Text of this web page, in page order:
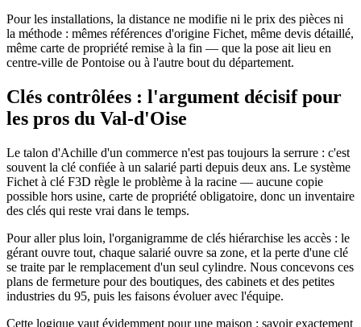
Pour les installations, la distance ne modifie ni le prix des pièces ni
la méthode : mêmes références d'origine Fichet, même devis détaillé,
même carte de propriété remise à la fin — que la pose ait lieu en
centre-ville de Pontoise ou à l'autre bout du département.
Clés contrôlées : l'argument décisif pour
les pros du Val-d'Oise
Le talon d'Achille d'un commerce n'est pas toujours la serrure : c'est
souvent la clé confiée à un salarié parti depuis deux ans. Le système
Fichet à clé F3D règle le problème à la racine — aucune copie
possible hors usine, carte de propriété obligatoire, donc un inventaire
des clés qui reste vrai dans le temps.
Pour aller plus loin, l'organigramme de clés hiérarchise les accès : le
gérant ouvre tout, chaque salarié ouvre sa zone, et la perte d'une clé
se traite par le remplacement d'un seul cylindre. Nous concevons ces
plans de fermeture pour des boutiques, des cabinets et des petites
industries du 95, puis les faisons évoluer avec l'équipe.
Cette logique vaut évidemment pour une maison : savoir exactement